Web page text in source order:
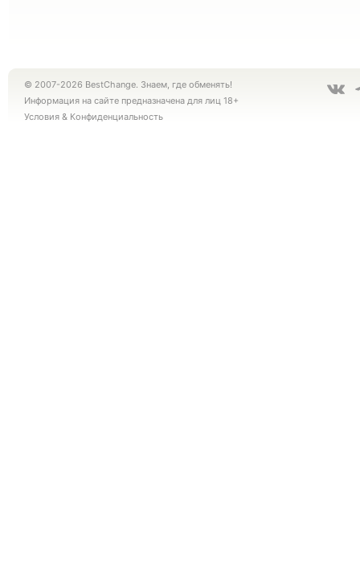
© 2007-2026 BestChange. Знаем, где обменять!
Информация на сайте предназначена для лиц 18+
Условия & Конфиденциальность